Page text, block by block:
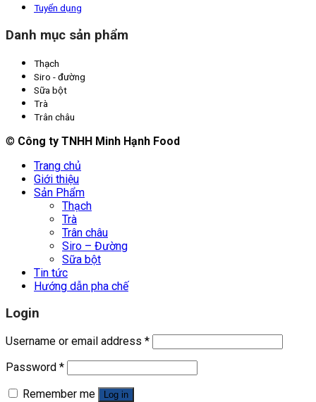
Tuyển dụng
Danh mục sản phẩm
Thạch
Siro - đường
Sữa bột
Trà
Trân châu
© Công ty TNHH Minh Hạnh Food
Trang chủ
Giới thiệu
Sản Phẩm
Thạch
Trà
Trân châu
Siro – Đường
Sữa bột
Tin tức
Hướng dẫn pha chế
Login
Username or email address *
Password *
Remember me
Log in